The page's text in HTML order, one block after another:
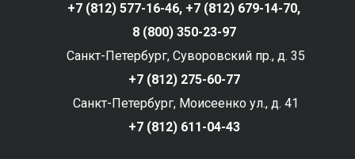
+7 (812) 577-16-46, +7 (812) 679-14-70,
8 (800) 350-23-97
Санкт-Петербург, Суворовский пр., д. 35
+7 (812) 275-60-77
Санкт-Петербург, Моисеенко ул., д. 41
+7 (812) 611-04-43